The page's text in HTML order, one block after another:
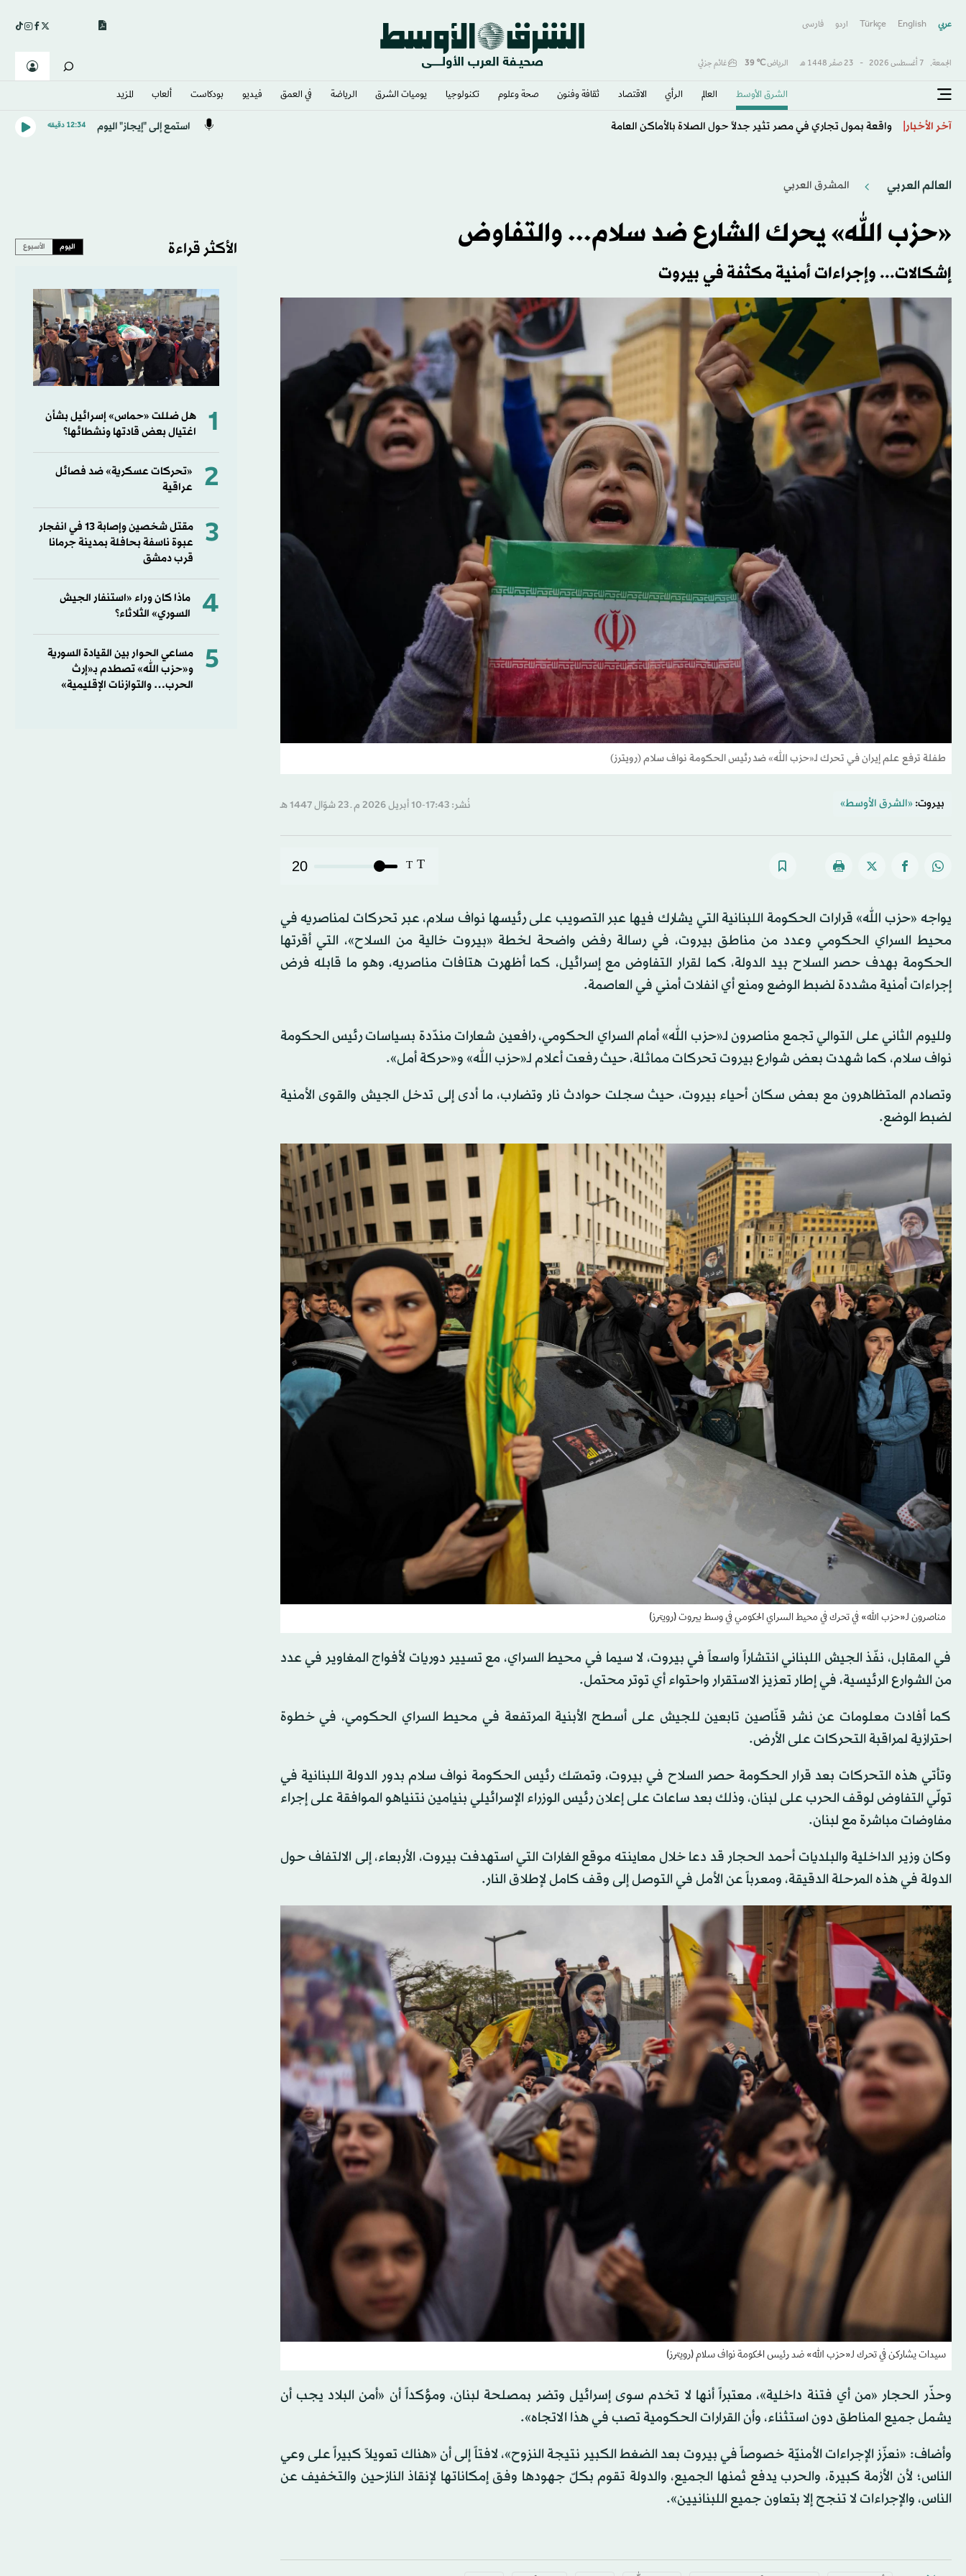
عربي English
Türkçe اردو فارسى
الجمعة, 7 أغسطس 2026 - 23 صفَر 1448 هـ الرياض℃
39 غائم جزئي
الشرق الأوسط​ العالم الرأي الاقتصاد ثقافة وفنون صحة وعلوم تكنولوجيا يوميات الشرق​ الرياضة في العمق فيديو بودكاست ألعاب المزيد
آخر الأخبار
توقف تصدير النفط الإيراني جراء الحصار البحري الأميركي
استمع إلى "إيجاز" اليوم 12:34 دقيقه
العالم العربي المشرق العربي
«حزب الله» يحرك الشارع ضد سلام... والتفاوض
إشكالات... وإجراءات أمنية مكثفة في بيروت
طفلة ترفع علم إيران في تحرك لـ«حزب الله» ضد رئيس الحكومة نواف سلام (رويترز)
بيروت: «الشرق الأوسط» نُشر: 17:43-10 أبريل 2026 م ـ 23 شوّال 1447 هـ
T
T
20
يواجه «حزب الله» قرارات الحكومة اللبنانية التي يشارك فيها عبر التصويب على رئيسها نواف سلام، عبر تحركات لمناصريه في
محيط السراي الحكومي وعدد من مناطق بيروت، في رسالة رفض واضحة لخطة «بيروت خالية من السلاح»، التي أقرتها
الحكومة بهدف حصر السلاح بيد الدولة، كما لقرار التفاوض مع إسرائيل، كما أظهرت هتافات مناصريه، وهو ما قابله فرض
إجراءات أمنية مشددة لضبط الوضع ومنع أي انفلات أمني في العاصمة.
ولليوم الثاني على التوالي تجمع مناصرون لـ«حزب الله» أمام السراي الحكومي، رافعين شعارات مندّدة بسياسات رئيس الحكومة
نواف سلام، كما شهدت بعض شوارع بيروت تحركات مماثلة، حيث رفعت أعلام لـ«حزب الله» و«حركة أمل».
وتصادم المتظاهرون مع بعض سكان أحياء بيروت، حيث سجلت حوادث نار وتضارب، ما أدى إلى تدخل الجيش والقوى الأمنية
لضبط الوضع.
مناصرون لـ«حزب الله» في تحرك في محيط السراي الحكومي في وسط بيروت (رويترز)
في المقابل، نفّذ الجيش اللبناني انتشاراً واسعاً في بيروت، لا سيما في محيط السراي، مع تسيير دوريات لأفواج المغاوير في عدد
من الشوارع الرئيسية، في إطار تعزيز الاستقرار واحتواء أي توتر محتمل.
كما أفادت معلومات عن نشر قنّاصين تابعين للجيش على أسطح الأبنية المرتفعة في محيط السراي الحكومي، في خطوة
احترازية لمراقبة التحركات على الأرض.
وتأتي هذه التحركات بعد قرار الحكومة حصر السلاح في بيروت، وتمسّك رئيس الحكومة نواف سلام بدور الدولة اللبنانية في
تولّي التفاوض لوقف الحرب على لبنان، وذلك بعد ساعات على إعلان رئيس الوزراء الإسرائيلي بنيامين نتنياهو الموافقة على إجراء
مفاوضات مباشرة مع لبنان.
وكان وزير الداخلية والبلديات أحمد الحجار قد دعا خلال معاينته موقع الغارات التي استهدفت بيروت، الأربعاء، إلى الالتفاف حول
الدولة في هذه المرحلة الدقيقة، ومعرباً عن الأمل في التوصل إلى وقف كامل لإطلاق النار.
سيدات يشاركن في تحرك لـ«حزب الله» ضد رئيس الحكومة نواف سلام (رويترز)
وحذّر الحجار «من أي فتنة داخلية»، معتبراً أنها لا تخدم سوى إسرائيل وتضر بمصلحة لبنان، ومؤكداً أن «أمن البلاد يجب أن
يشمل جميع المناطق دون استثناء، وأن القرارات الحكومية تصب في هذا الاتجاه».
وأضاف: «نعزّز الإجراءات الأمنيّة خصوصاً في بيروت بعد الضغط الكبير نتيجة النزوح»، لافتاً إلى أن «هناك تعويلاً كبيراً على وعي
الناس؛ لأن الأزمة كبيرة، والحرب يدفع ثمنها الجميع، والدولة تقوم بكلّ جهودها وفق إمكاناتها لإنقاذ النازحين والتخفيف عن
الناس، والإجراءات لا تنجح إلا بتعاون جميع اللبنانيين».
الأكثر قراءة اليوم الأسبوع
1
هل ضللت «حماس» إسرائيل بشأن
اغتيال بعض قادتها ونشطائها؟
2
«تحركات عسكرية» ضد فصائل
عراقية
3
مقتل شخصين وإصابة 13 في انفجار
عبوة ناسفة بحافلة بمدينة جرمانا
قرب دمشق
4
ماذا كان وراء «استنفار الجيش
السوري» الثلاثاء؟
5
مساعي الحوار بين القيادة السورية
و«حزب الله» تصطدم بـ«إرث
الحرب… والتوازنات الإقليمية»